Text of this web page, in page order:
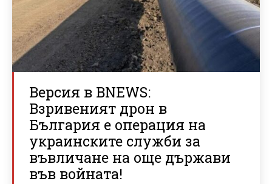
Версия в BNEWS:
Взривеният дрон в
България е операция на
украинските служби за
въвличане на още държави
във войната!